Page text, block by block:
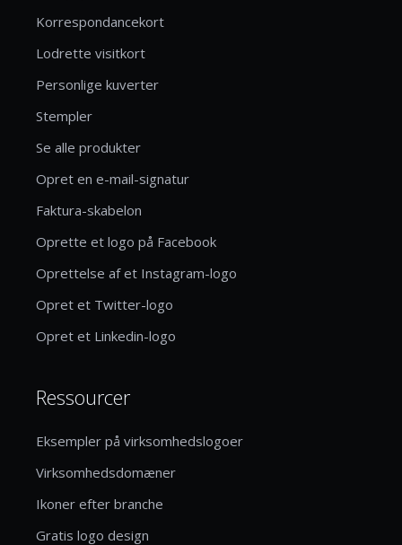
Korrespondancekort
Lodrette visitkort
Personlige kuverter
Stempler
Se alle produkter
Opret en e-mail-signatur
Faktura-skabelon
Oprette et logo på Facebook
Oprettelse af et Instagram-logo
Opret et Twitter-logo
Opret et Linkedin-logo
Ressourcer
Eksempler på virksomhedslogoer
Virksomhedsdomæner
Ikoner efter branche
Gratis logo design